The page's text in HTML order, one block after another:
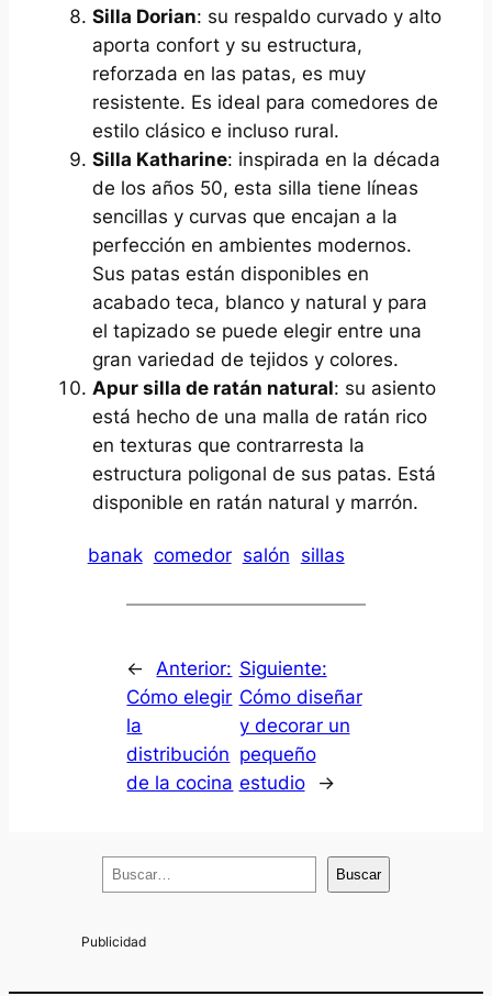
Silla Dorian: su respaldo curvado y alto
aporta confort y su estructura,
reforzada en las patas, es muy
resistente. Es ideal para comedores de
estilo clásico e incluso rural.
Silla Katharine: inspirada en la década
de los años 50, esta silla tiene líneas
sencillas y curvas que encajan a la
perfección en ambientes modernos.
Sus patas están disponibles en
acabado teca, blanco y natural y para
el tapizado se puede elegir entre una
gran variedad de tejidos y colores.
Apur silla de ratán natural: su asiento
está hecho de una malla de ratán rico
en texturas que contrarresta la
estructura poligonal de sus patas. Está
disponible en ratán natural y marrón.
banak comedor salón sillas
←
Anterior:
Cómo elegir
la
distribución
de la cocina
Siguiente:
Cómo diseñar
y decorar un
pequeño
estudio
→
u
Buscar